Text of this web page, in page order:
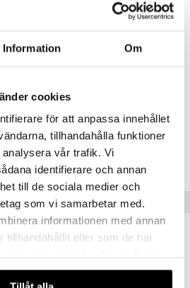
Information Om
cookies
för att anpassa innehållet
tillhandahålla funktioner
vår trafik. Vi
identifierare och annan
till de sociala medier och
som vi samarbetar med.
informationen med annan
tillhandahållit eller som de har
användande av vår webbplats.
tuotteet